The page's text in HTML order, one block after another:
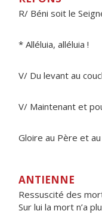
R/ Béni soit le
* Alléluia, alléluia !
V/ Du levant au
V/ Maintenant et
Gloire au Père et
ANTIENNE
Ressuscité des
Sur lui la mort n’a